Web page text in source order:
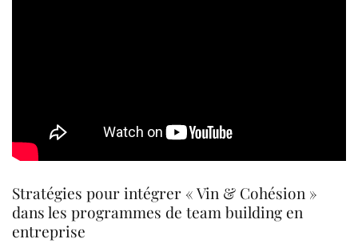
Stratégies pour intégrer « Vin & Cohésion »
dans les programmes de team building en
entreprise